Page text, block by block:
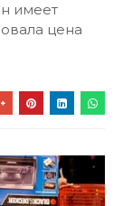
имеет
цена